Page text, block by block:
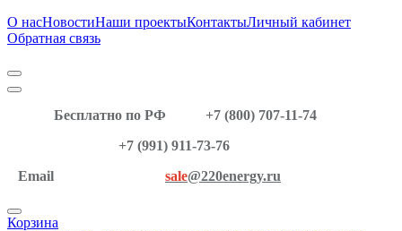
О насНовостиНаши проектыКонтактыЛичный кабинет
Обратная связь
Бесплатно по РФ
+7 (800) 707-11-74
+7 (991) 911-73-76
Email
sale@220energy.ru
Корзина